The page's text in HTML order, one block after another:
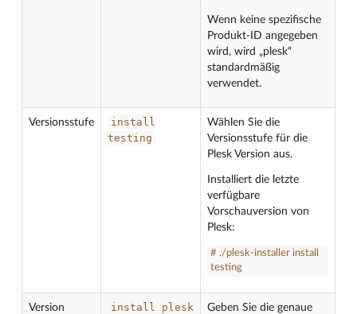
Wenn keine spezifische
Produkt-ID angegeben
wird, wird „plesk“
standardmäßig
verwendet.
Versionsstufe
install
testing
Wählen Sie die
Versionsstufe für die
Plesk Version aus.
Installiert die letzte
verfügbare
Vorschauversion von
Plesk:
# ./plesk-installer install
testing
Version install
plesk
Geben Sie die genaue